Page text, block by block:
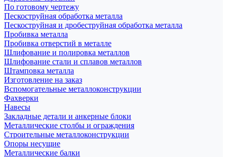
По готовому чертежу
Пескоструйная обработка металла
Пескоструйная и дробеструйная обработка металла
Пробивка металла
Пробивка отверстий в металле
Шлифование и полировка металлов
Шлифование стали и сплавов металлов
Штамповка металла
Изготовление на заказ
Вспомогательные металлоконструкции
Фахверки
Навесы
Закладные детали и анкерные блоки
Металлические столбы и ограждения
Строительные металлоконструкции
Опоры несущие
Металлические балки